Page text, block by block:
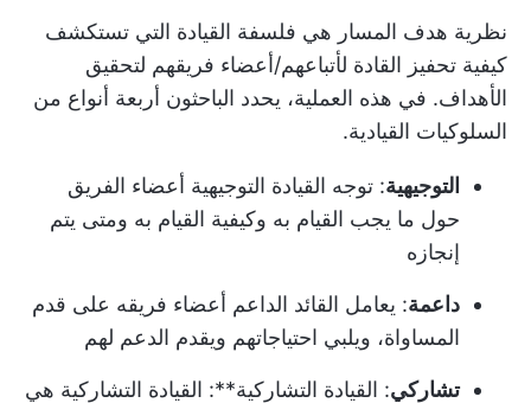
نظرية هدف المسار هي فلسفة القيادة التي تستكشف
كيفية تحفيز القادة لأتباعهم/أعضاء فريقهم لتحقيق
الأهداف. في هذه العملية، يحدد الباحثون أربعة أنواع من
السلوكيات القيادية.
التوجيهية: توجه القيادة التوجيهية أعضاء الفريق
حول ما يجب القيام به وكيفية القيام به ومتى يتم
إنجازه
داعمة: يعامل القائد الداعم أعضاء فريقه على قدم
المساواة، ويلبي احتياجاتهم ويقدم الدعم لهم
تشاركي: القيادة التشاركية**: القيادة التشاركية هي